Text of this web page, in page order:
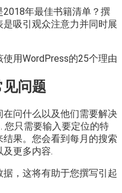
年最佳书籍清单？撰
吸引观众注意力并同时展
用WordPress的25个理由
见问题
问什么以及他们需要解决
您只需要输入要定位的特
果。您会看到每月的搜索
更多内容.
，这将有助于您撰写引起